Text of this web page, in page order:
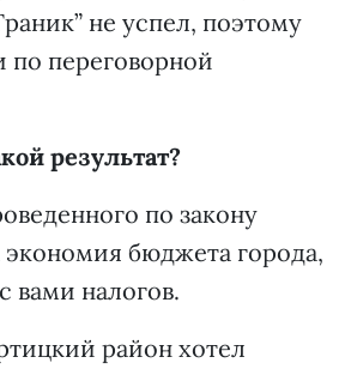
не успел, поэтому
по переговорной
результат?
по закону
экономия бюджета города,
вами налогов.
район хотел